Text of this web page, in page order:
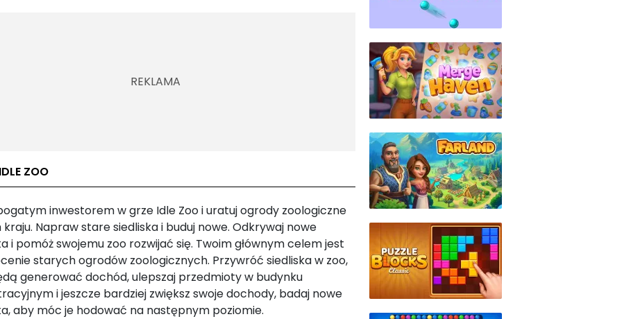
ZOO
inwestorem w grze Idle Zoo i uratuj ogrody zoologiczne
kraju. Napraw stare siedliska i buduj nowe. Odkrywaj nowe
i pomóż swojemu zoo rozwijać się. Twoim głównym celem jest
starych ogrodów zoologicznych. Przywróć siedliska w zoo,
generować dochód, ulepszaj przedmioty w budynku
i jeszcze bardziej zwiększ swoje dochody, badaj nowe
aby móc je hodować na następnym poziomie.